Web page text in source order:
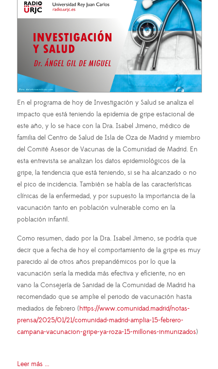
En el programa de hoy de Investigación y Salud se analiza el
impacto que está teniendo la epidemia de gripe estacional de
este año, y lo se hace con la Dra. Isabel Jimeno, médico de
familia del Centro de Salud de Isla de Oza de Madrid y miembro
del Comité Asesor de Vacunas de la Comunidad de Madrid. En
esta entrevista se analizan los datos epidemiológicos de la
gripe, la tendencia que está teniendo, si se ha alcanzado o no
el pico de incidencia. También se habla de las características
clínicas de la enfermedad, y por supuesto la importancia de la
vacunación tanto en población vulnerable como en la
población infantil.
Como resumen, dado por la Dra. Isabel Jimeno, se podría que
decir que a fecha de hoy el comportamiento de la gripe es muy
parecido al de otros años prepandémicos por lo que la
vacunación sería la medida más efectiva y eficiente, no en
vano la Consejería de Sanidad de la Comunidad de Madrid ha
recomendado que se amplie el periodo de vacunación hasta
mediados de febrero (https://www.comunidad.madrid/notas-
prensa/2025/01/21/comunidad-madrid-amplia-15-febrero-
campana-vacunacion-gripe-ya-roza-15-millones-inmunizados)
Leer más ...